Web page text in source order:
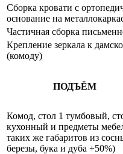
Сборка кровати с
основание на
Частичная сборка
Крепление зеркала к
(комоду)
ПОДЪЁМ
Комод, стол 1 тумбовый,
кухонный и предметы
таких же габаритов из
березы, бука и дуба +50%)